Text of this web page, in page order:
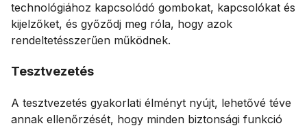
technológiához kapcsolódó gombokat, kapcsolókat és
kijelzőket, és győződj meg róla, hogy azok
rendeltetésszerűen működnek.
Tesztvezetés
A tesztvezetés gyakorlati élményt nyújt, lehetővé téve
annak ellenőrzését, hogy minden biztonsági funkció